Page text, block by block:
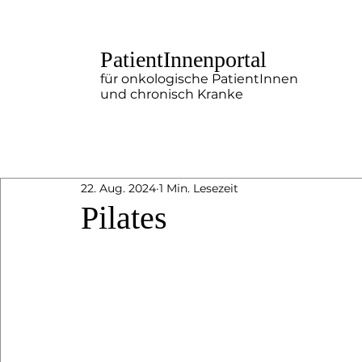
PatientInnenportal
für onkologische PatientInnen
und chronisch Kranke
Pilates
22. Aug. 2024 1 Min. Lesezeit